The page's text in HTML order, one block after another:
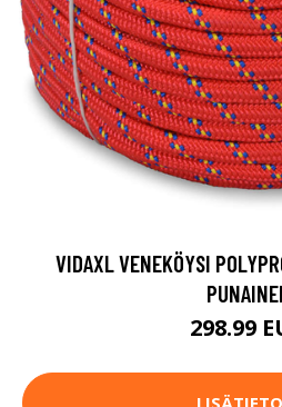
VIDAXL VENEKÖYSI
298.99